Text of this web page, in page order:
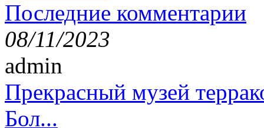
Последние комментарии
08/11/2023
admin
Прекрасный музей
Бол...